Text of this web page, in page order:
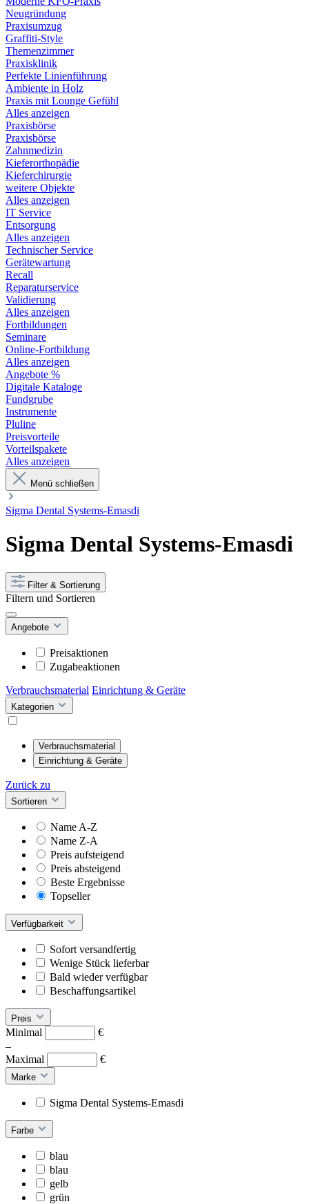
Neugründung
Praxisumzug
Graffiti-Style
Themenzimmer
Praxisklinik
Perfekte Linienführung
Ambiente in Holz
Praxis mit Lounge Gefühl
Alles anzeigen
Praxisbörse
Praxisbörse
Zahnmedizin
Kieferorthopädie
Kieferchirurgie
weitere Objekte
Alles anzeigen
IT Service
Entsorgung
Alles anzeigen
Technischer Service
Gerätewartung
Recall
Reparaturservice
Validierung
Alles anzeigen
Fortbildungen
Seminare
Online-Fortbildung
Alles anzeigen
Angebote %
Digitale Kataloge
Fundgrube
Instrumente
Pluline
Preisvorteile
Vorteilspakete
Alles anzeigen
Menü schließen
Sigma Dental Systems-Emasdi
Sigma Dental Systems-Emasdi
Filter & Sortierung
Filtern und Sortieren
Angebote
Preisaktionen
Zugabeaktionen
Verbrauchsmaterial Einrichtung & Geräte
Kategorien
Verbrauchsmaterial
Einrichtung & Geräte
Zurück zu
Sortieren
Name A-Z
Name Z-A
Preis aufsteigend
Preis absteigend
Beste Ergebnisse
Topseller
Verfügbarkeit
Sofort versandfertig
Wenige Stück lieferbar
Bald wieder verfügbar
Beschaffungsartikel
Preis
Minimal
€
–
Maximal
€
Marke
Sigma Dental Systems-Emasdi
Farbe
blau
blau
gelb
grün